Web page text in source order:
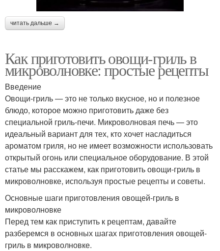
читать дальше →
Как приготовить овощи-гриль в
микроволновке: простые рецепты
Введение
Овощи-гриль — это не только вкусное, но и полезное
блюдо, которое можно приготовить даже без
специальной гриль-печи. Микроволновая печь — это
идеальный вариант для тех, кто хочет насладиться
ароматом гриля, но не имеет возможности использовать
открытый огонь или специальное оборудование. В этой
статье мы расскажем, как приготовить овощи-гриль в
микроволновке, используя простые рецепты и советы.
Основные шаги приготовления овощей-гриль в
микроволновке
Перед тем как приступить к рецептам, давайте
разберемся в основных шагах приготовления овощей-
гриль в микроволновке.